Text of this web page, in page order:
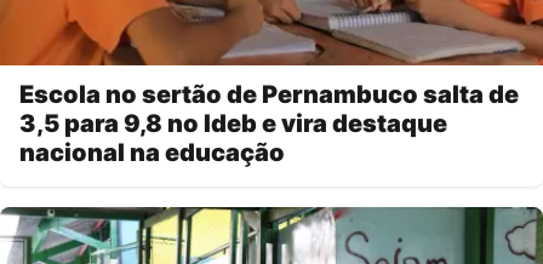
Escola no sertão de Pernambuco salta de
3,5 para 9,8 no Ideb e vira destaque
nacional na educação